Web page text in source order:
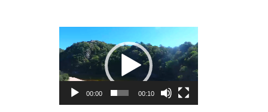
de
vídeo
00:00 00:10